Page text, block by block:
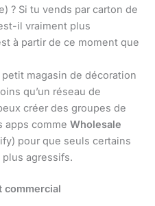
? Si tu vends par carton de
il vraiment plus
à partir de ce moment que
petit magasin de décoration
qu’un réseau de
créer des groupes de
apps comme Wholesale
pour que seuls certains
agressifs.
commercial